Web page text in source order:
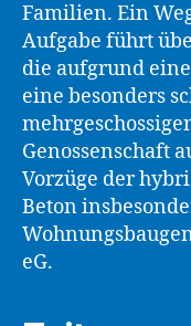
Familien. Ein
Aufgabe führt
die aufgrund
eine besonders
Genossenschaft
Vorzüge der
Beton
eG.